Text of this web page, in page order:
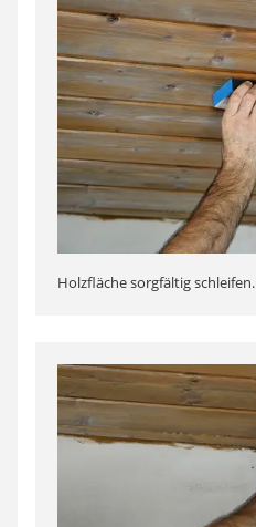
Holzfläche sorgfältig schleifen.